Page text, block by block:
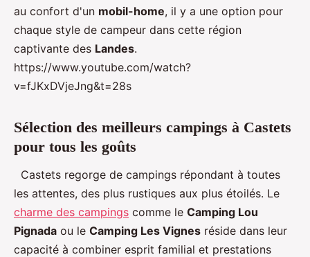
au confort d'un mobil-home, il y a une option pour
chaque style de campeur dans cette région
captivante des Landes.
https://www.youtube.com/watch?
v=fJKxDVjeJng&t=28s
Sélection des meilleurs campings à Castets
pour tous les goûts
Castets regorge de campings répondant à toutes
les attentes, des plus rustiques aux plus étoilés. Le
charme des campings comme le Camping Lou
Pignada ou le Camping Les Vignes réside dans leur
capacité à combiner esprit familial et prestations